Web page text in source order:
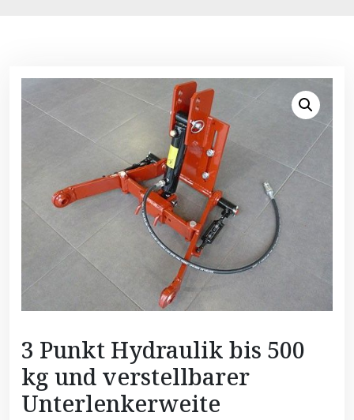
3 Punkt Hydraulik bis 500
kg und verstellbarer
Unterlenkerweite